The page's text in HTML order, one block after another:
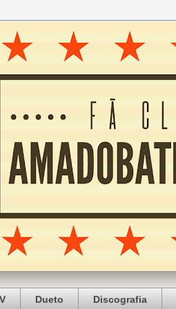
Dueto Discografia